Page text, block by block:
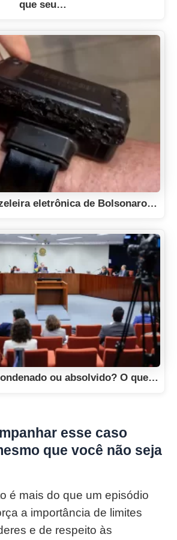
que seu…
eletrônica de Bolsonaro…
ou absolvido? O que…
esse caso
que você não seja
é mais do que um episódio
a importância de limites
e de respeito às